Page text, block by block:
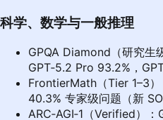
科学、数学与一般推理
GPQA Diamond（研究生
GPT‑5.2 Pro 93.2%，
FrontierMath（Tier 1–3
40.3% 专家级问题（新
ARC‑AGI‑1（Verified）